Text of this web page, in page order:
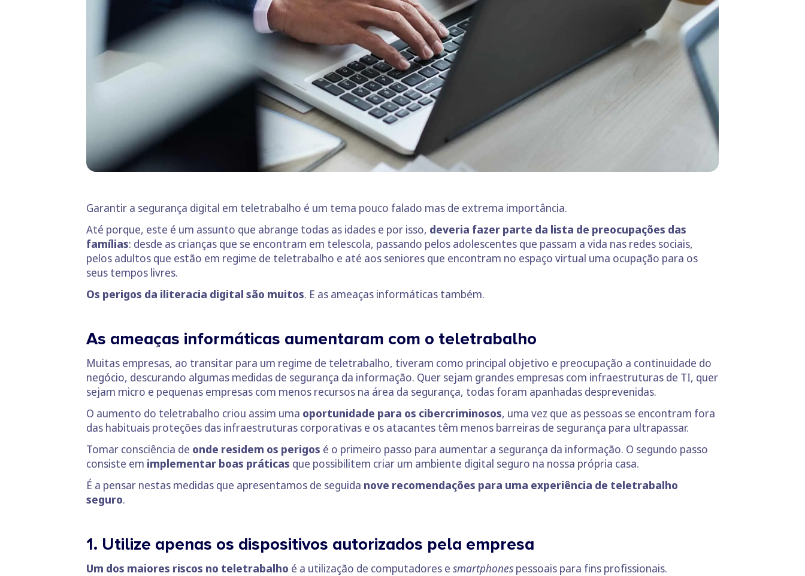
Garantir a segurança digital em teletrabalho é um tema pouco falado mas de extrema importância.
Até porque, este é um assunto que abrange todas as idades e por isso, deveria fazer parte da lista de preocupações das
famílias: desde as crianças que se encontram em telescola, passando pelos adolescentes que passam a vida nas redes sociais,
pelos adultos que estão em regime de teletrabalho e até aos seniores que encontram no espaço virtual uma ocupação para os
seus tempos livres.
Os perigos da iliteracia digital são muitos. E as ameaças informáticas também.
As ameaças informáticas aumentaram com o teletrabalho
Muitas empresas, ao transitar para um regime de teletrabalho, tiveram como principal objetivo e preocupação a continuidade do
negócio, descurando algumas medidas de segurança da informação. Quer sejam grandes empresas com infraestruturas de TI, quer
sejam micro e pequenas empresas com menos recursos na área da segurança, todas foram apanhadas desprevenidas.
O aumento do teletrabalho criou assim uma oportunidade para os cibercriminosos, uma vez que as pessoas se encontram fora
das habituais proteções das infraestruturas corporativas e os atacantes têm menos barreiras de segurança para ultrapassar.
Tomar consciência de onde residem os perigos é o primeiro passo para aumentar a segurança da informação. O segundo passo
consiste em implementar boas práticas que possibilitem criar um ambiente digital seguro na nossa própria casa.
É a pensar nestas medidas que apresentamos de seguida nove recomendações para uma experiência de teletrabalho
seguro.
1. Utilize apenas os dispositivos autorizados pela empresa
Um dos maiores riscos no teletrabalho é a utilização de computadores e smartphones pessoais para fins profissionais.